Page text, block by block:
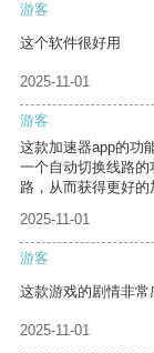
游客
这个软件很好用
2025-11-01
游客
这款加速器app的功
一个自动切换线路
路，从而获得更好的
2025-11-01
游客
这款游戏的剧情非常
2025-11-01